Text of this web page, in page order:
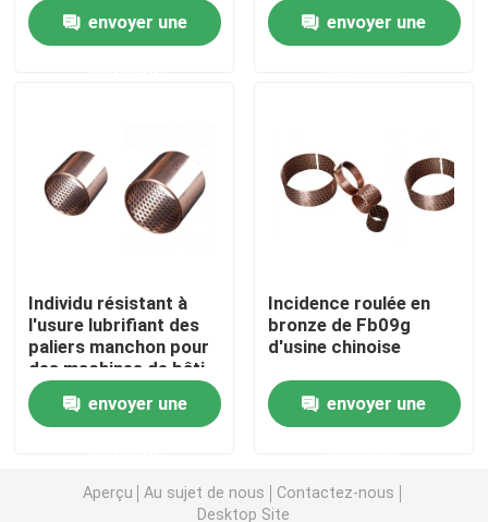
Au sujet de nous
Contrôle de qualité
Contactez-nous
Demandez une citation
individu lubrifiant des incidences
individu lubrifiant des paliers manchon
envoyer une envoyer une
Individu résistant à
l'usure lubrifiant des
paliers manchon pour
des machines de bâti
en métal
envoyer une
Incidence roulée en
bronze de Fb09g
d'usine chinoise
envoyer une
Aperçu Au sujet de nous
Contactez-nous
Desktop Site